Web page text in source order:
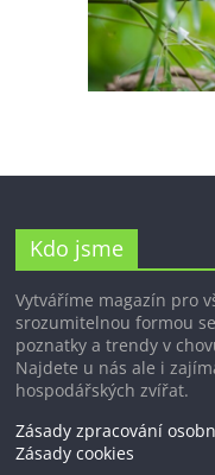
Kdo jsme
Vytváříme magazín pro
srozumitelnou formou
poznatky a trendy v
Najdete u nás ale i
hospodářských zvířat.
Zásady zpracování
Zásady cookies